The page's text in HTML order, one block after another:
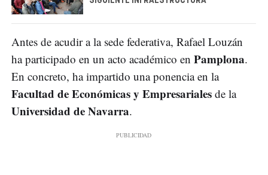
Antes de acudir a la sede federativa, Rafael Louzán
ha participado en un acto académico en Pamplona.
En concreto, ha impartido una ponencia en la
Facultad de Económicas y Empresariales de la
Universidad de Navarra.